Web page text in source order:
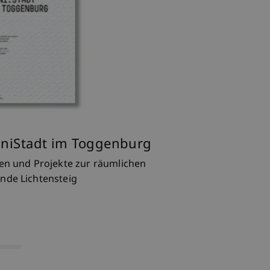
im Toggenburg
und Projekte zur räumlichen
Lichtensteig
35m hohen Aussichtsturm in
Pestalozzi in Trogen, Schweiz